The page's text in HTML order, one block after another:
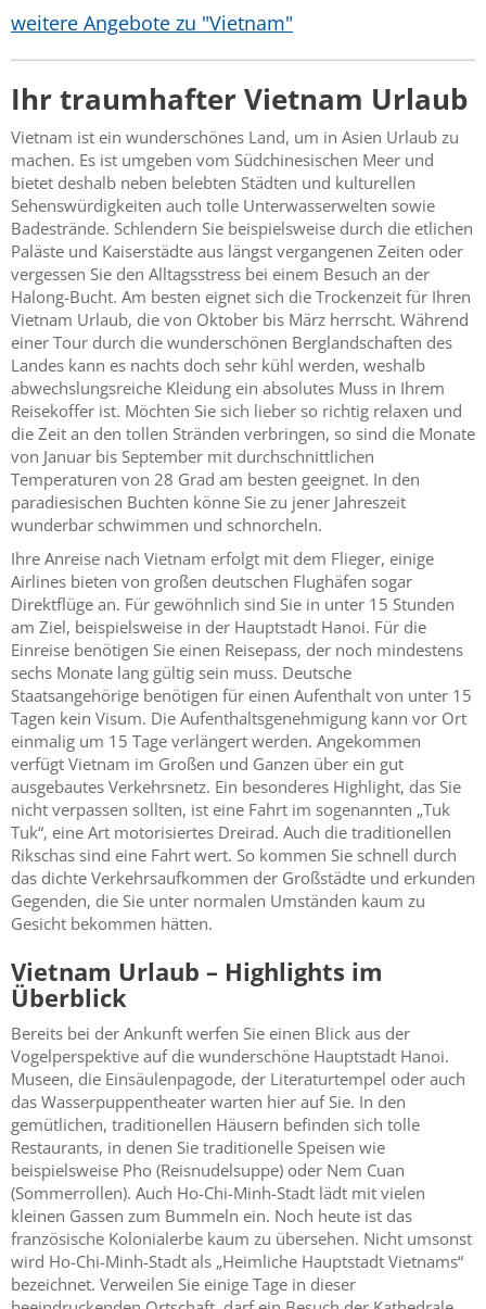
weitere Angebote zu "Vietnam"
Ihr traumhafter Vietnam Urlaub
Vietnam ist ein wunderschönes Land, um in Asien Urlaub zu
machen. Es ist umgeben vom Südchinesischen Meer und
bietet deshalb neben belebten Städten und kulturellen
Sehenswürdigkeiten auch tolle Unterwasserwelten sowie
Badestrände. Schlendern Sie beispielsweise durch die etlichen
Paläste und Kaiserstädte aus längst vergangenen Zeiten oder
vergessen Sie den Alltagsstress bei einem Besuch an der
Halong-Bucht. Am besten eignet sich die Trockenzeit für Ihren
Vietnam Urlaub, die von Oktober bis März herrscht. Während
einer Tour durch die wunderschönen Berglandschaften des
Landes kann es nachts doch sehr kühl werden, weshalb
abwechslungsreiche Kleidung ein absolutes Muss in Ihrem
Reisekoffer ist. Möchten Sie sich lieber so richtig relaxen und
die Zeit an den tollen Stränden verbringen, so sind die Monate
von Januar bis September mit durchschnittlichen
Temperaturen von 28 Grad am besten geeignet. In den
paradiesischen Buchten könne Sie zu jener Jahreszeit
wunderbar schwimmen und schnorcheln.
Ihre Anreise nach Vietnam erfolgt mit dem Flieger, einige
Airlines bieten von großen deutschen Flughäfen sogar
Direktflüge an. Für gewöhnlich sind Sie in unter 15 Stunden
am Ziel, beispielsweise in der Hauptstadt Hanoi. Für die
Einreise benötigen Sie einen Reisepass, der noch mindestens
sechs Monate lang gültig sein muss. Deutsche
Staatsangehörige benötigen für einen Aufenthalt von unter 15
Tagen kein Visum. Die Aufenthaltsgenehmigung kann vor Ort
einmalig um 15 Tage verlängert werden. Angekommen
verfügt Vietnam im Großen und Ganzen über ein gut
ausgebautes Verkehrsnetz. Ein besonderes Highlight, das Sie
nicht verpassen sollten, ist eine Fahrt im sogenannten „Tuk
Tuk“, eine Art motorisiertes Dreirad. Auch die traditionellen
Rikschas sind eine Fahrt wert. So kommen Sie schnell durch
das dichte Verkehrsaufkommen der Großstädte und erkunden
Gegenden, die Sie unter normalen Umständen kaum zu
Gesicht bekommen hätten.
Vietnam Urlaub – Highlights im
Überblick
Bereits bei der Ankunft werfen Sie einen Blick aus der
Vogelperspektive auf die wunderschöne Hauptstadt Hanoi.
Museen, die Einsäulenpagode, der Literaturtempel oder auch
das Wasserpuppentheater warten hier auf Sie. In den
gemütlichen, traditionellen Häusern befinden sich tolle
Restaurants, in denen Sie traditionelle Speisen wie
beispielsweise Pho (Reisnudelsuppe) oder Nem Cuan
(Sommerrollen). Auch Ho-Chi-Minh-Stadt lädt mit vielen
kleinen Gassen zum Bummeln ein. Noch heute ist das
französische Kolonialerbe kaum zu übersehen. Nicht umsonst
wird Ho-Chi-Minh-Stadt als „Heimliche Hauptstadt Vietnams“
bezeichnet. Verweilen Sie einige Tage in dieser